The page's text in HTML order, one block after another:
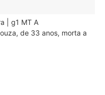
| g1 MT A
de 33 anos, morta a